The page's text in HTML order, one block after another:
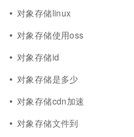
对象存储linux
对象存储使用oss
对象存储id
对象存储是多少
对象存储cdn加速
对象存储文件到